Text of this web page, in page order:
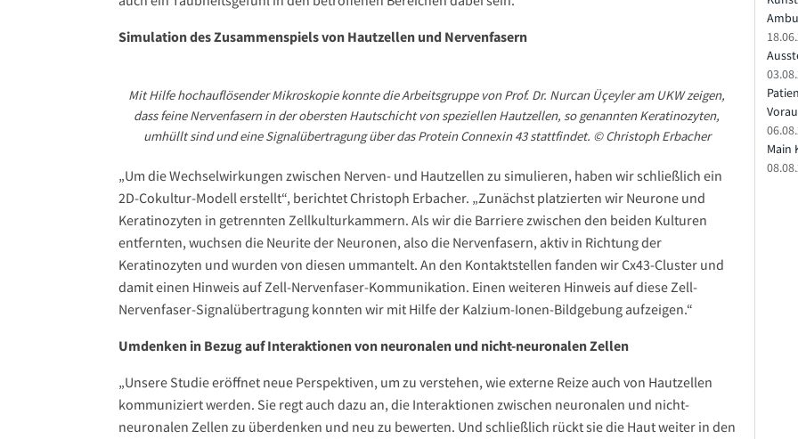
Simulation des Zusammenspiels von Hautzellen und Nervenfasern
Mit Hilfe hochauflösender Mikroskopie konnte die Arbeitsgruppe von Prof. Dr. Nurcan Üçeyler am UKW zeigen,
dass feine Nervenfasern in der obersten Hautschicht von speziellen Hautzellen, so genannten Keratinozyten,
umhüllt sind und eine Signalübertragung über das Protein Connexin 43 stattfindet. © Christoph Erbacher
„Um die Wechselwirkungen zwischen Nerven- und Hautzellen zu simulieren, haben wir schließlich ein
2D-Cokultur-Modell erstellt“, berichtet Christoph Erbacher. „Zunächst platzierten wir Neurone und
Keratinozyten in getrennten Zellkulturkammern. Als wir die Barriere zwischen den beiden Kulturen
entfernten, wuchsen die Neurite der Neuronen, also die Nervenfasern, aktiv in Richtung der
Keratinozyten und wurden von diesen ummantelt. An den Kontaktstellen fanden wir Cx43-Cluster und
damit einen Hinweis auf Zell-Nervenfaser-Kommunikation. Einen weiteren Hinweis auf diese Zell-
Nervenfaser-Signalübertragung konnten wir mit Hilfe der Kalzium-Ionen-Bildgebung aufzeigen.“
Umdenken in Bezug auf Interaktionen von neuronalen und nicht-neuronalen Zellen
„Unsere Studie eröffnet neue Perspektiven, um zu verstehen, wie externe Reize auch von Hautzellen
kommuniziert werden. Sie regt auch dazu an, die Interaktionen zwischen neuronalen und nicht-
neuronalen Zellen zu überdenken und neu zu bewerten. Und schließlich rückt sie die Haut weiter in den
Main